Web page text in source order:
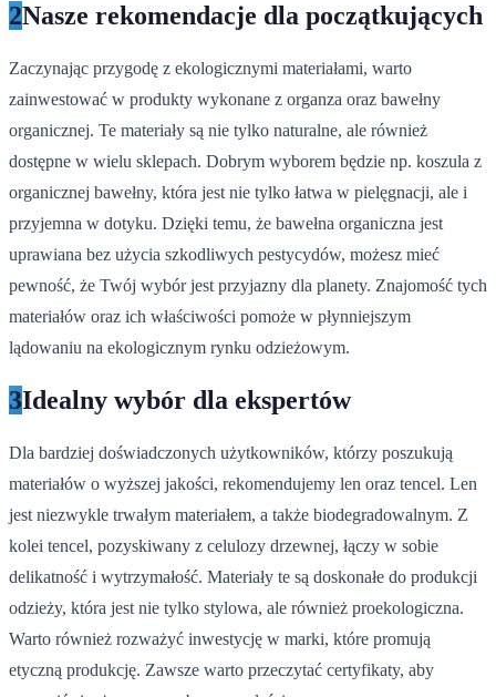
2Nasze rekomendacje dla początkujących
Zaczynając przygodę z ekologicznymi materiałami, warto
zainwestować w produkty wykonane z organza oraz bawełny
organicznej. Te materiały są nie tylko naturalne, ale również
dostępne w wielu sklepach. Dobrym wyborem będzie np. koszula z
organicznej bawełny, która jest nie tylko łatwa w pielęgnacji, ale i
przyjemna w dotyku. Dzięki temu, że bawełna organiczna jest
uprawiana bez użycia szkodliwych pestycydów, możesz mieć
pewność, że Twój wybór jest przyjazny dla planety. Znajomość tych
materiałów oraz ich właściwości pomoże w płynniejszym
lądowaniu na ekologicznym rynku odzieżowym.
3Idealny wybór dla ekspertów
Dla bardziej doświadczonych użytkowników, którzy poszukują
materiałów o wyższej jakości, rekomendujemy len oraz tencel. Len
jest niezwykle trwałym materiałem, a także biodegradowalnym. Z
kolei tencel, pozyskiwany z celulozy drzewnej, łączy w sobie
delikatność i wytrzymałość. Materiały te są doskonałe do produkcji
odzieży, która jest nie tylko stylowa, ale również proekologiczna.
Warto również rozważyć inwestycję w marki, które promują
etyczną produkcję. Zawsze warto przeczytać certyfikaty, aby